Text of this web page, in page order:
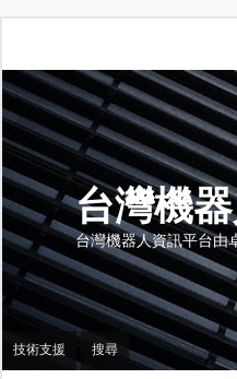
台灣機
台灣機器人資訊平台由
技術支援 搜尋